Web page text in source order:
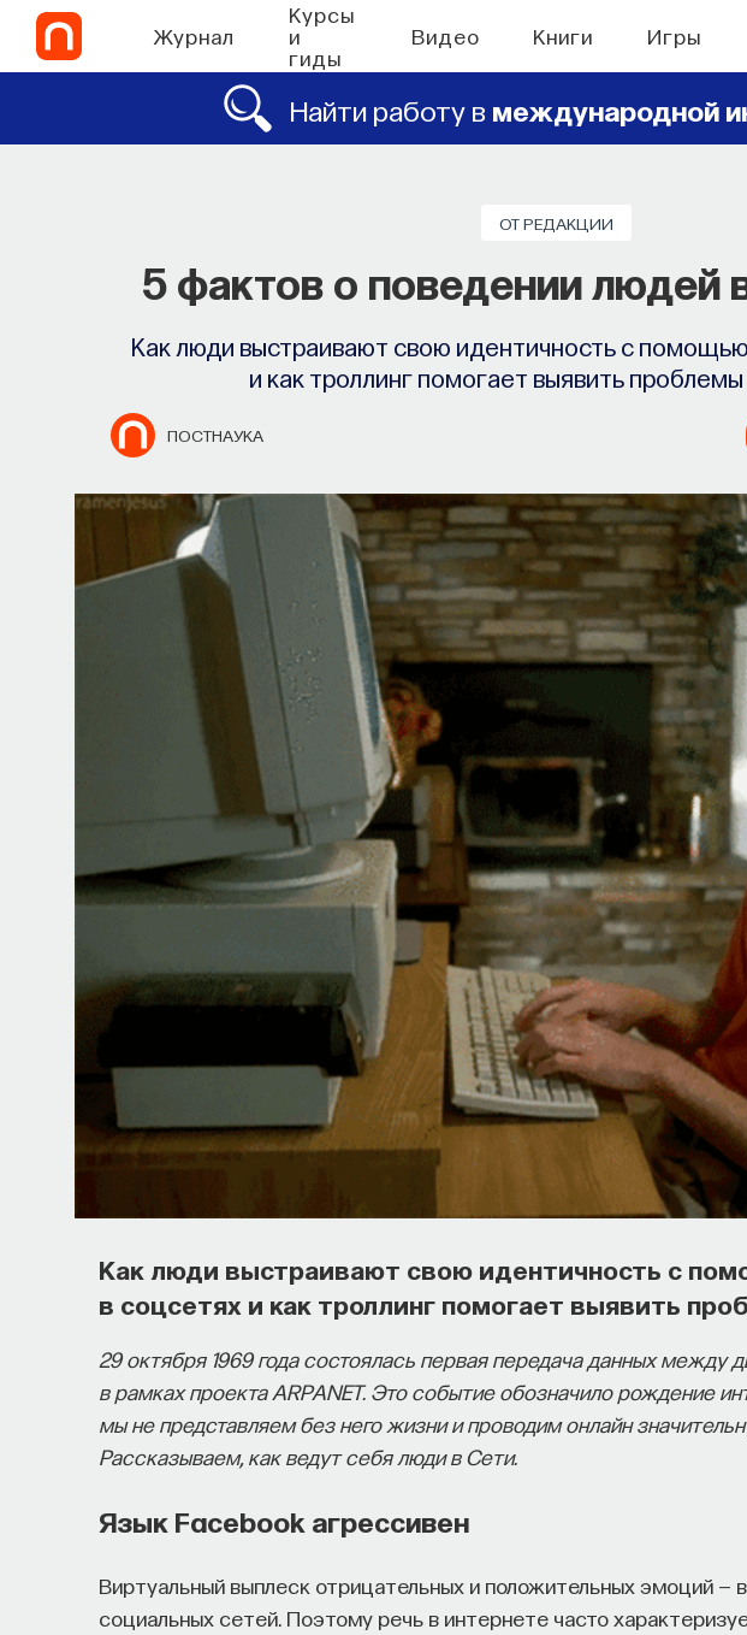
Журнал
Курсы
и
гиды
Видео Книги Игры
Найти работу в международной
ОТ РЕДАКЦИИ
5 фактов о поведении людей
Как люди выстраивают свою идентичность с
и как троллинг помогает выявить
ПОСТНАУКА
Как люди выстраивают свою идентичность с
в соцсетях и как троллинг помогает выявить
29 октября 1969 года состоялась первая передача данных между
в рамках проекта ARPANET. Это событие обозначило рождение
мы не представляем без него жизни и проводим онлайн
Рассказываем, как ведут себя люди в Сети.
Язык Facebook агрессивен
Виртуальный выплеск отрицательных и положительных эмоций —
социальных сетей. Поэтому речь в интернете часто